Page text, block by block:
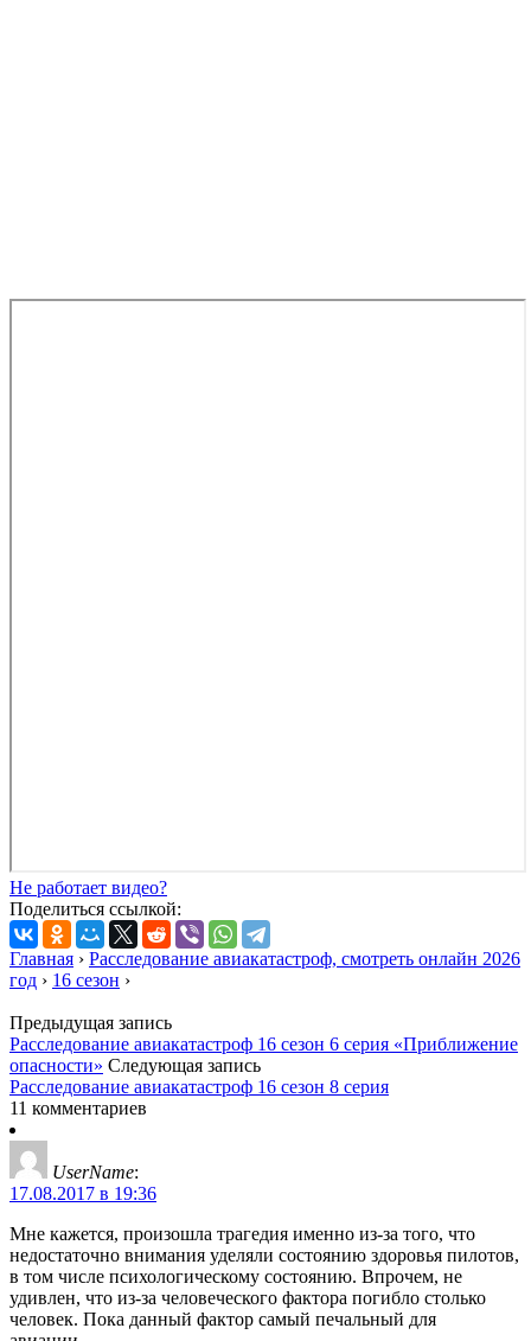
Не работает видео?
Поделиться ссылкой:
Главная › Расследование авиакатастроф, смотреть онлайн 2026
год › 16 сезон ›
Предыдущая запись
Расследование авиакатастроф 16 сезон 6 серия «Приближение
опасности» Следующая запись
Расследование авиакатастроф 16 сезон 8 серия
11 комментариев
UserName:
17.08.2017 в 19:36
Мне кажется, произошла трагедия именно из-за того, что
недостаточно внимания уделяли состоянию здоровья пилотов,
в том числе психологическому состоянию. Впрочем, не
удивлен, что из-за человеческого фактора погибло столько
человек. Пока данный фактор самый печальный для